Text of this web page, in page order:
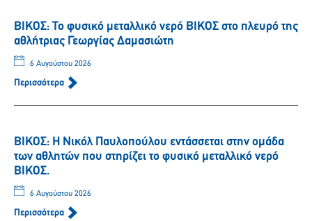
ΒΙΚΟΣ: Το φυσικό μεταλλικό νερό ΒΙΚΟΣ στο πλευρό της
αθλήτριας Γεωργίας Δαμασιώτη
6 Αυγούστου 2026
Περισσότερα
ΒΙΚΟΣ: Η Νικόλ Παυλοπούλου εντάσσεται στην ομάδα
των αθλητών που στηρίζει το φυσικό μεταλλικό νερό
ΒΙΚΟΣ.
6 Αυγούστου 2026
Περισσότερα